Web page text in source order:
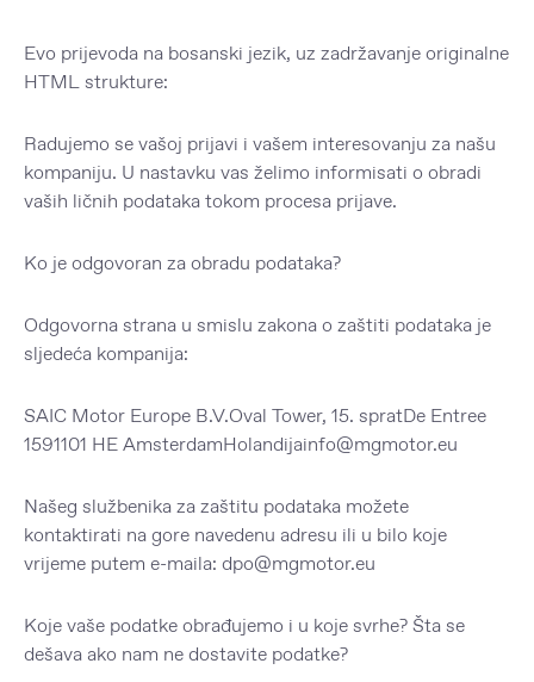
Evo prijevoda na bosanski jezik, uz zadržavanje originalne
HTML strukture:
Radujemo se vašoj prijavi i vašem interesovanju za našu
kompaniju. U nastavku vas želimo informisati o obradi
vaših ličnih podataka tokom procesa prijave.
Ko je odgovoran za obradu podataka?
Odgovorna strana u smislu zakona o zaštiti podataka je
sljedeća kompanija:
SAIC Motor Europe B.V.Oval Tower, 15. spratDe Entree
1591101 HE AmsterdamHolandijainfo@mgmotor.eu
Našeg službenika za zaštitu podataka možete
kontaktirati na gore navedenu adresu ili u bilo koje
vrijeme putem e-maila: dpo@mgmotor.eu
Koje vaše podatke obrađujemo i u koje svrhe? Šta se
dešava ako nam ne dostavite podatke?